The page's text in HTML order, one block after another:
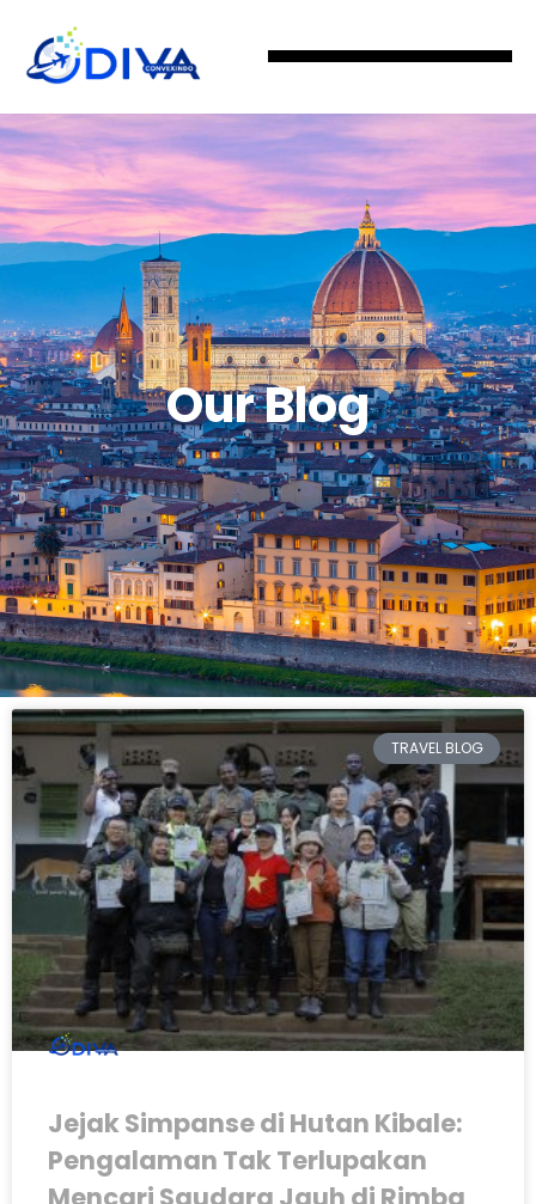
Our Blog
TRAVEL BLOG
Jejak Simpanse di Hutan Kibale:
Pengalaman Tak Terlupakan